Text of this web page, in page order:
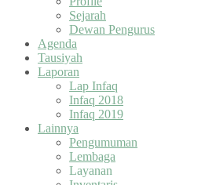
Sejarah
Dewan Pengurus
Agenda
Tausiyah
Laporan
Lap Infaq
Infaq 2018
Infaq 2019
Lainnya
Pengumuman
Lembaga
Layanan